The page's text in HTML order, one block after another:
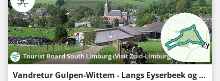
Tourist Board South Limburg (Visit Zuid-Limburg)
Vandretur Gulpen-Wittem - Langs Eyserbeek og Eyserbosvej